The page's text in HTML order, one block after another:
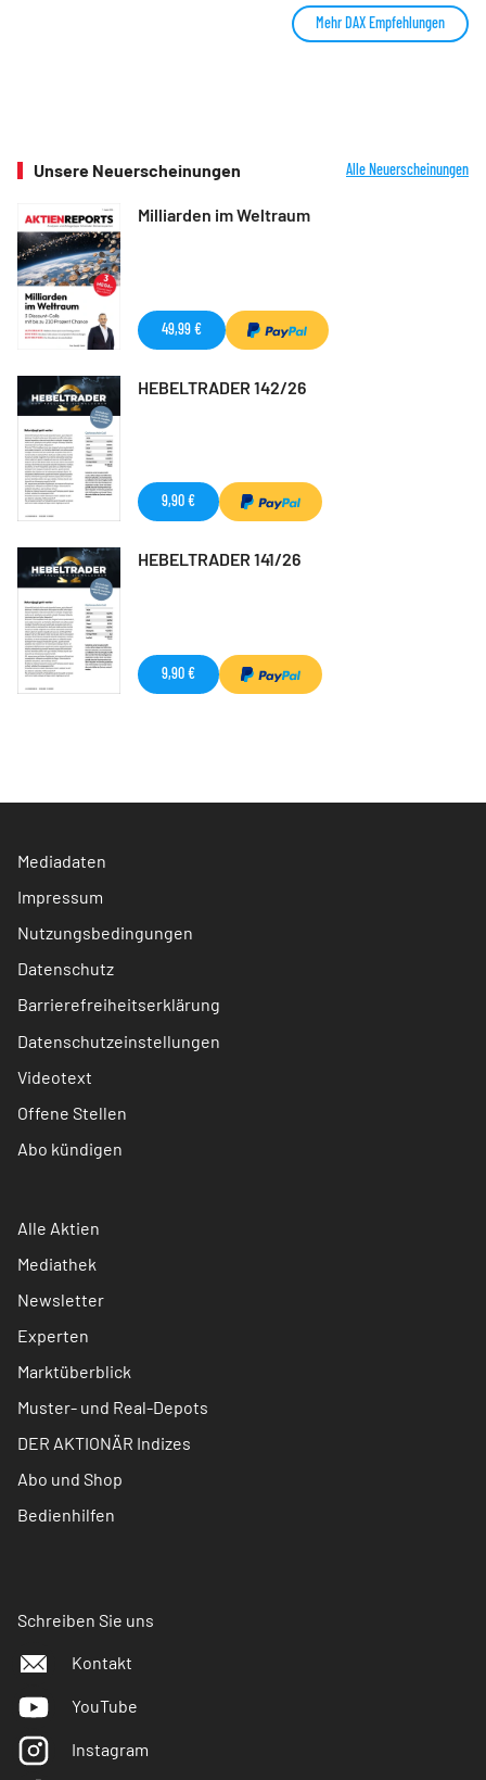
Mehr DAX Empfehlungen
Unsere Neuerscheinungen Alle Neuerscheinungen
Milliarden im Weltraum
49,99 €
HEBELTRADER 142/26
9,90 €
HEBELTRADER 141/26
9,90 €
Mediadaten
Impressum
Nutzungsbedingungen
Datenschutz
Barrierefreiheitserklärung
Datenschutzeinstellungen
Videotext
Offene Stellen
Abo kündigen
Alle Aktien
Mediathek
Newsletter
Experten
Marktüberblick
Muster- und Real-Depots
DER AKTIONÄR Indizes
Abo und Shop
Bedienhilfen
Schreiben Sie uns
Kontakt
YouTube
Instagram